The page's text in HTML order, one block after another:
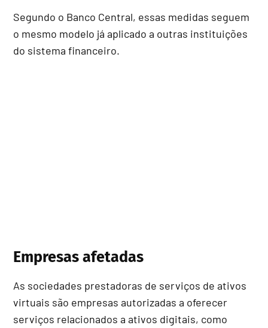
Segundo o Banco Central, essas medidas seguem
o mesmo modelo já aplicado a outras instituições
do sistema financeiro.
Empresas afetadas
As sociedades prestadoras de serviços de ativos
virtuais são empresas autorizadas a oferecer
serviços relacionados a ativos digitais, como